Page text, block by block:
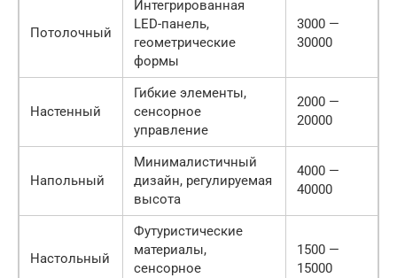
Потолочный
Интегрированная
LED-панель,
геометрические
формы
3000 —
30000
Настенный
Гибкие элементы,
сенсорное
управление
2000 —
20000
Напольный
Минималистичный
дизайн, регулируемая
высота
4000 —
40000
Настольный
Футуристические
материалы,
сенсорное
1500 —
15000